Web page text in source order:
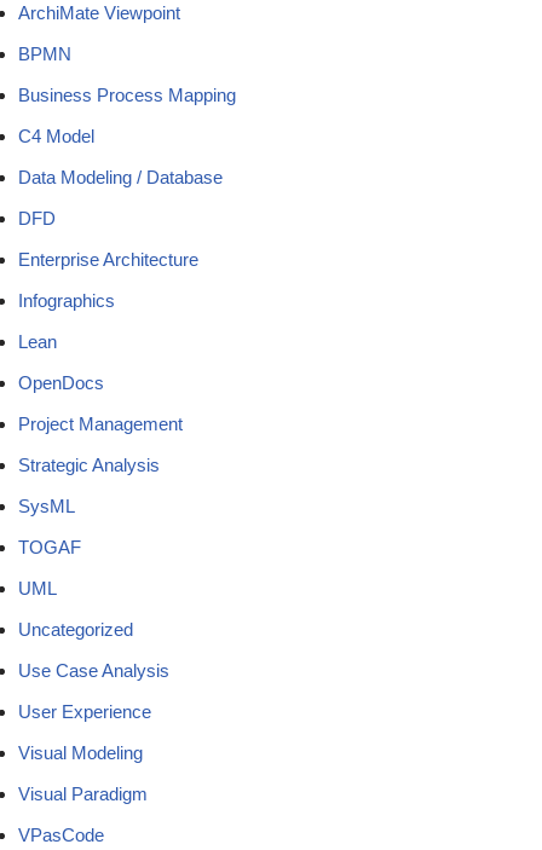
ArchiMate Viewpoint
BPMN
Business Process Mapping
C4 Model
Data Modeling / Database
DFD
Enterprise Architecture
Infographics
Lean
OpenDocs
Project Management
Strategic Analysis
SysML
TOGAF
UML
Uncategorized
Use Case Analysis
User Experience
Visual Modeling
Visual Paradigm
VPasCode